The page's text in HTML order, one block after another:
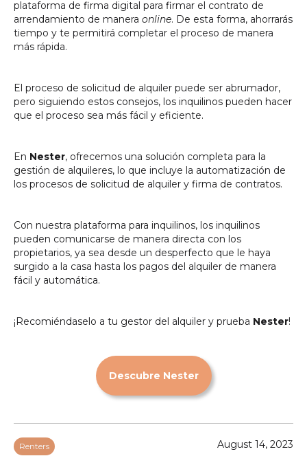
plataforma de firma digital para firmar el contrato de
arrendamiento de manera online. De esta forma, ahorrarás
tiempo y te permitirá completar el proceso de manera
más rápida.
El proceso de solicitud de alquiler puede ser abrumador,
pero siguiendo estos consejos, los inquilinos pueden hacer
que el proceso sea más fácil y eficiente.
En Nester, ofrecemos una solución completa para la
gestión de alquileres, lo que incluye la automatización de
los procesos de solicitud de alquiler y firma de contratos.
Con nuestra plataforma para inquilinos, los inquilinos
pueden comunicarse de manera directa con los
propietarios, ya sea desde un desperfecto que le haya
surgido a la casa hasta los pagos del alquiler de manera
fácil y automática.
¡Recomiéndaselo a tu gestor del alquiler y prueba Nester!
Descubre Nester
Renters August 14, 2023